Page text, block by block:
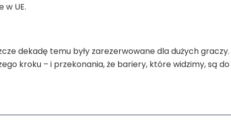
w UE.
dekadę temu były zarezerwowane dla dużych graczy.
kroku – i przekonania, że bariery, które widzimy, są do